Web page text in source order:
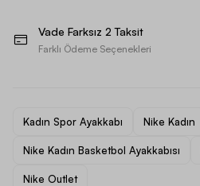
Vade Farksız 2 Taksit
Farklı Ödeme Seçenekleri
Kadın Spor Ayakkabı Nike Kadın
Nike Kadın Basketbol Ayakkabısı
Nike Outlet